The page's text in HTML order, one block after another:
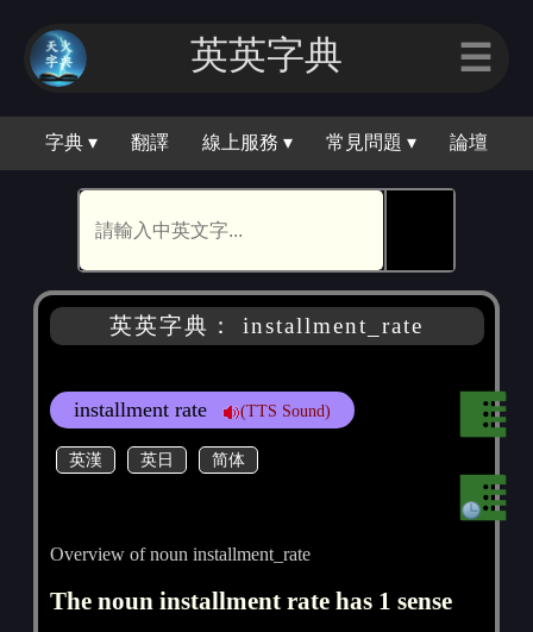
英英字典 ☰
字典 ▾ 翻譯 線上服務 ▾ 常見問題 ▾ 論壇
英英字典： installment_rate
installment rate (TTS Sound)
英漢 英日 简体
Overview of noun installment_rate
The noun installment rate has 1 sense